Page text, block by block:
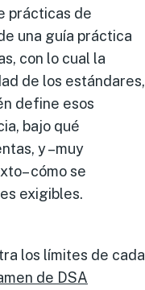
prácticas de
una guía práctica
con lo cual la
de los estándares,
define esos
bajo qué
y –muy
cómo se
exigibles.
los límites de cada
de DSA